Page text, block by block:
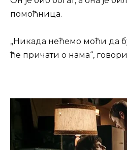
помоћница.
„Никада нећемо моћи да
ће причати о нама“,